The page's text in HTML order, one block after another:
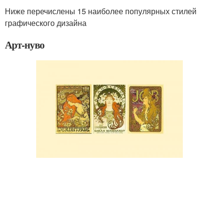
Ниже перечислены 15 наиболее популярных стилей
графического дизайна
Арт-нуво